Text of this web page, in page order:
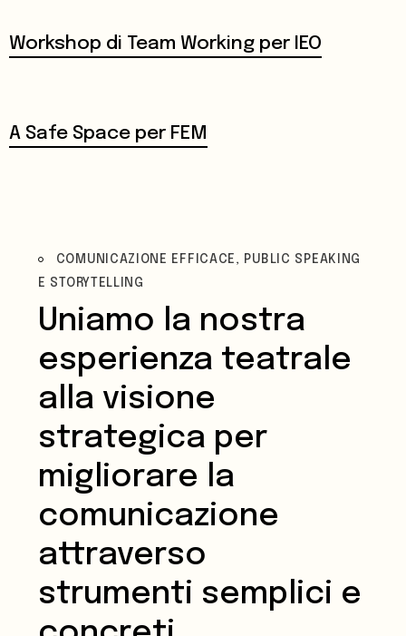
Workshop di Team Working per IEO
A Safe Space per FEM
COMUNICAZIONE EFFICACE, PUBLIC SPEAKING
E STORYTELLING
Uniamo la nostra
esperienza teatrale
alla visione
strategica per
migliorare la
comunicazione
attraverso
strumenti semplici e